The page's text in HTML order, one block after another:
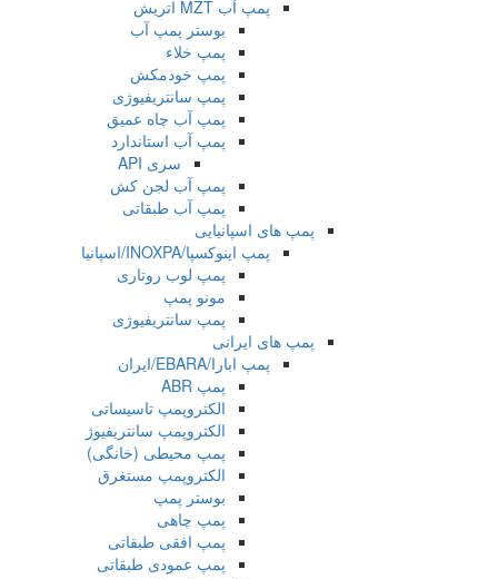
پمپ آب MZT اتریش
بوستر پمپ آب
پمپ خلاء
پمپ خودمکش
پمپ سانتریفیوژی
پمپ آب چاه عمیق
پمپ آب استاندارد
سری API
پمپ آب لجن کش
پمپ آب طبقاتی
پمپ های اسپانیایی
پمپ اینوکسپا/INOXPA/اسپانیا
پمپ لوب روتاری
مونو پمپ
پمپ سانتریفیوژی
پمپ های ایرانی
پمپ ابارا/EBARA/ایران
پمپ ABR
الکتروپمپ تاسیساتی
الکتروپمپ سانتریفیوژ
پمپ محیطی (خانگی)
الکتروپمپ مستغرق
بوستر پمپ
پمپ چاهی
پمپ افقی طبقاتی
پمپ عمودی طبقاتی